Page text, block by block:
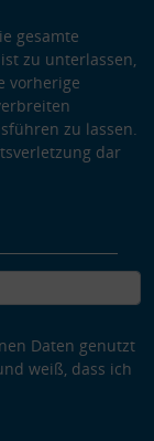
gesamte
zu unterlassen,
vorherige
zu lassen.
dar
Daten genutzt
weiß, dass ich